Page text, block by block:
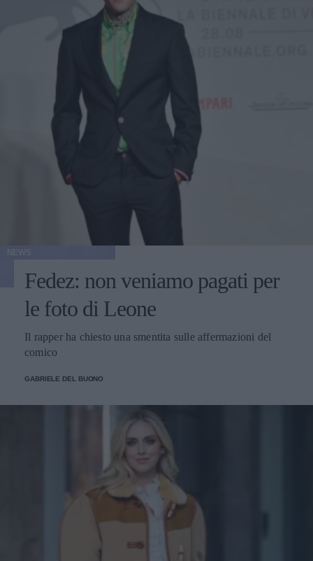
Fedez: non veniamo pagati per
le foto di Leone
Il rapper ha chiesto una smentita sulle affermazioni del
comico
GABRIELE DEL BUONO